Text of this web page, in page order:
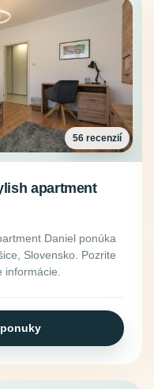
56 recenzií
apartment
Daniel ponúka
Slovensko. Pozrite